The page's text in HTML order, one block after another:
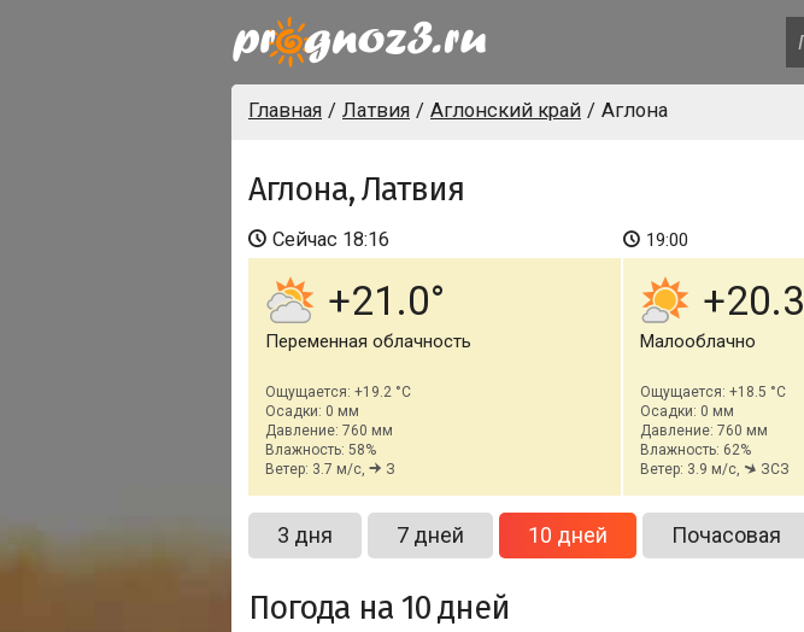
Главная Латвия Аглонский край Аглона
Аглона, Латвия
Сейчас 18:16
+21.0
Переменная облачность
Ощущается: +19.2 °C
Осадки: 0 мм
Давление: 760 мм
Влажность: 58%
Ветер: 3.7 м/с,
З
19:00
+20.3
Малооблачно
Ощущается: +18.5 °C
Осадки: 0 мм
Давление: 760 мм
Влажность: 62%
Ветер: 3.9 м/с,
ЗСЗ
3 дня 7 дней 10 дней Почасовая
Погода на 10 дней